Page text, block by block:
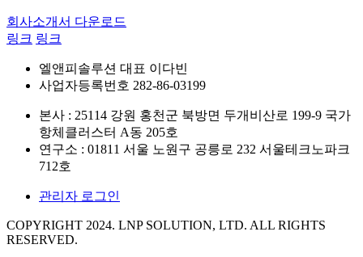
회사소개서 다운로드
링크 링크
엘앤피솔루션 대표 이다빈
사업자등록번호 282-86-03199
본사 : 25114 강원 홍천군 북방면 두개비산로 199-9 국가
항체클러스터 A동 205호
연구소 : 01811 서울 노원구 공릉로 232 서울테크노파크
712호
관리자 로그인
COPYRIGHT 2024. LNP SOLUTION, LTD. ALL RIGHTS
RESERVED.